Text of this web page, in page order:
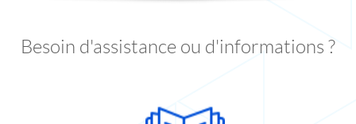
Besoin d'assistance ou d'informations ?